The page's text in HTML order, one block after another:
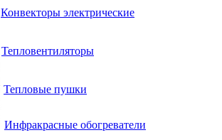
Конвекторы электрические
Тепловентиляторы
Тепловые пушки
Инфракрасные обогреватели